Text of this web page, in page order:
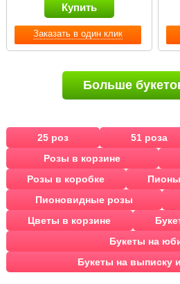
Заказать в один клик
Купить
Больше
25 роз 51 роза
Розы в корзине
Розы в коробке
Пионы
Пионовидные розы
Цветы в корзине
Букеты на
Букеты на выписку